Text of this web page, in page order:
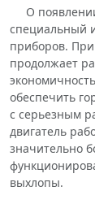
О появлении
специальный
приборов.
продолжает
обеспечить
с серьезным
двигатель
значительно
выхлопы.